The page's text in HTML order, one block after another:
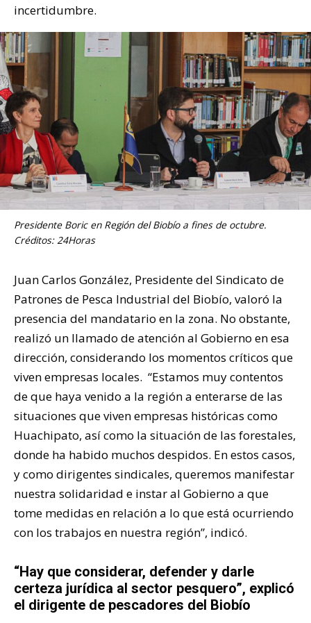
incertidumbre.
Presidente Boric en Región del Biobío a fines de octubre.
Créditos: 24Horas
Juan Carlos González, Presidente del Sindicato de
Patrones de Pesca Industrial del Biobío, valoró la
presencia del mandatario en la zona. No obstante,
realizó un llamado de atención al Gobierno en esa
dirección, considerando los momentos críticos que
viven empresas locales. “Estamos muy contentos
de que haya venido a la región a enterarse de las
situaciones que viven empresas históricas como
Huachipato, así como la situación de las forestales,
donde ha habido muchos despidos. En estos casos,
y como dirigentes sindicales, queremos manifestar
nuestra solidaridad e instar al Gobierno a que
tome medidas en relación a lo que está ocurriendo
con los trabajos en nuestra región”, indicó.
“Hay que considerar, defender y darle
certeza jurídica al sector pesquero”, explicó
el dirigente de pescadores del Biobío